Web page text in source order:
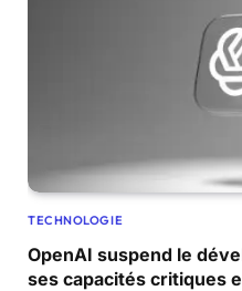
TECHNOLOGIE
OpenAI suspend le
ses capacités critiques